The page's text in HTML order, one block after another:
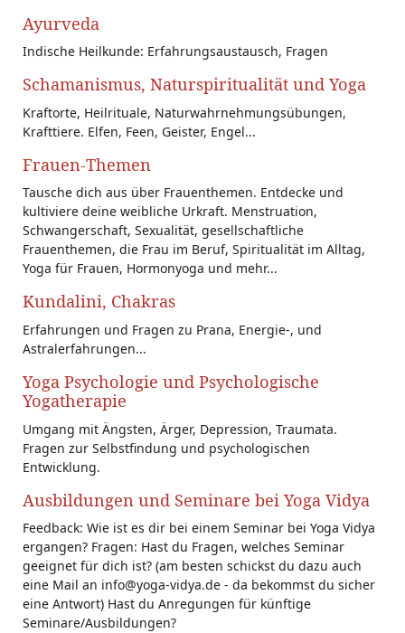
Ayurveda
Indische Heilkunde: Erfahrungsaustausch, Fragen
Schamanismus, Naturspiritualität und Yoga
Kraftorte, Heilrituale, Naturwahrnehmungsübungen,
Krafttiere. Elfen, Feen, Geister, Engel...
Frauen-Themen
Tausche dich aus über Frauenthemen. Entdecke und
kultiviere deine weibliche Urkraft. Menstruation,
Schwangerschaft, Sexualität, gesellschaftliche
Frauenthemen, die Frau im Beruf, Spiritualität im Alltag,
Yoga für Frauen, Hormonyoga und mehr...
Kundalini, Chakras
Erfahrungen und Fragen zu Prana, Energie-, und
Astralerfahrungen...
Yoga Psychologie und Psychologische
Yogatherapie
Umgang mit Ängsten, Ärger, Depression, Traumata.
Fragen zur Selbstfindung und psychologischen
Entwicklung.
Ausbildungen und Seminare bei Yoga Vidya
Feedback: Wie ist es dir bei einem Seminar bei Yoga Vidya
ergangen? Fragen: Hast du Fragen, welches Seminar
geeignet für dich ist? (am besten schickst du dazu auch
eine Mail an info@yoga-vidya.de - da bekommst du sicher
eine Antwort) Hast du Anregungen für künftige
Seminare/Ausbildungen?